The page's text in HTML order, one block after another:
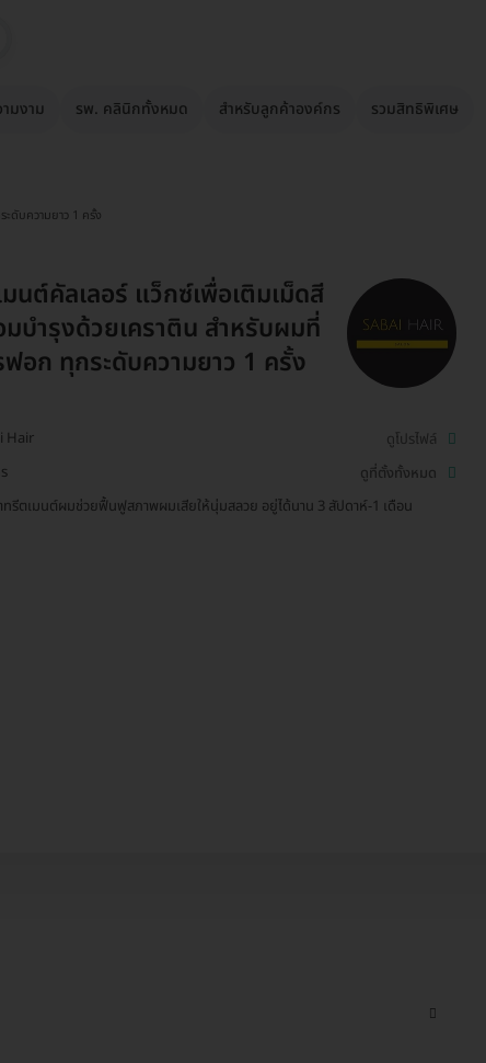
มงาม รพ. คลินิกทั้งหมด สำหรับลูกค้าองค์กร รวมสิทธิพิเศษ
ดับความยาว 1 ครั้ง
นต์คัลเลอร์ แว็กซ์เพื่อเติมเม็ดสี
บำรุงด้วยเคราติน สำหรับผมที่
ฟอก ทุกระดับความยาว 1 ครั้ง
Hair
ดูโปรไฟล์
ดูที่ตั้งทั้งหมด
ทรีตเมนต์ผมช่วยฟื้นฟูสภาพผมเสียให้นุ่มสลวย อยู่ได้นาน 3 สัปดาห์-1 เดือน